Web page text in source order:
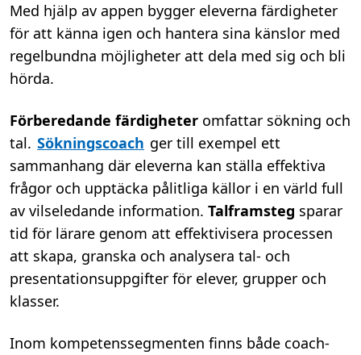
Med hjälp av appen bygger eleverna färdigheter
för att känna igen och hantera sina känslor med
regelbundna möjligheter att dela med sig och bli
hörda.
Förberedande färdigheter omfattar sökning och
tal. Sökningscoach ger till exempel ett
sammanhang där eleverna kan ställa effektiva
frågor och upptäcka pålitliga källor i en värld full
av vilseledande information. Talframsteg sparar
tid för lärare genom att effektivisera processen
att skapa, granska och analysera tal- och
presentationsuppgifter för elever, grupper och
klasser.
Inom kompetenssegmenten finns både coach-